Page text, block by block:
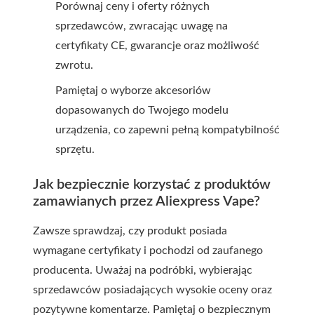
Porównaj ceny i oferty różnych
sprzedawców, zwracając uwagę na
certyfikaty CE, gwarancje oraz możliwość
zwrotu.
Pamiętaj o wyborze akcesoriów
dopasowanych do Twojego modelu
urządzenia, co zapewni pełną kompatybilność
sprzętu.
Jak bezpiecznie korzystać z produktów
zamawianych przez Aliexpress Vape?
Zawsze sprawdzaj, czy produkt posiada
wymagane certyfikaty i pochodzi od zaufanego
producenta. Uważaj na podróbki, wybierając
sprzedawców posiadających wysokie oceny oraz
pozytywne komentarze. Pamiętaj o bezpiecznym